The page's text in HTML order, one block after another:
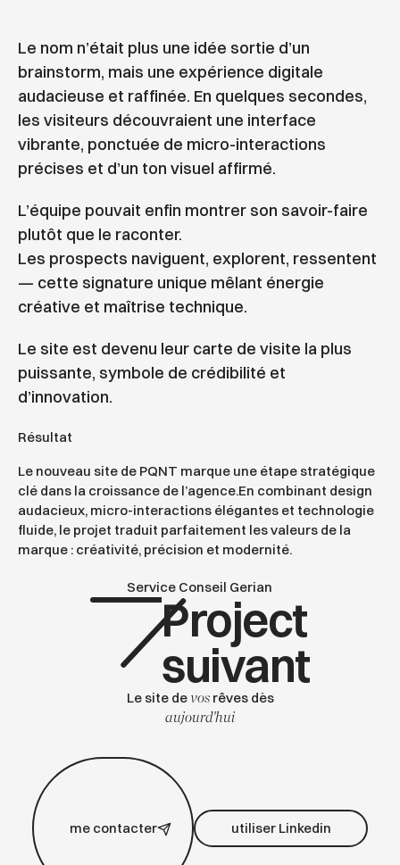
Le nom n’était plus une idée sortie d’un
brainstorm, mais une expérience digitale
audacieuse et raffinée. En quelques secondes,
les visiteurs découvraient une interface
vibrante, ponctuée de micro-interactions
précises et d’un ton visuel affirmé.
L’équipe pouvait enfin montrer son savoir-faire
plutôt que le raconter.
Les prospects naviguent, explorent, ressentent
— cette signature unique mêlant énergie
créative et maîtrise technique.
Le site est devenu leur carte de visite la plus
puissante, symbole de crédibilité et
d’innovation.
Résultat
Le nouveau site de PQNT marque une étape stratégique
clé dans la croissance de l’agence.En combinant design
audacieux, micro-interactions élégantes et technologie
fluide, le projet traduit parfaitement les valeurs de la
marque : créativité, précision et modernité.
Service Conseil Gerian
Project
suivant
Le site de vosrêves dès
aujourd'hui
me contacter
me contacter
utiliser Linkedin
utiliser Linkedin